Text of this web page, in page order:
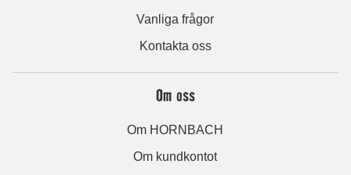
Vanliga frågor
Kontakta oss
Om oss
Om HORNBACH
Om kundkontot